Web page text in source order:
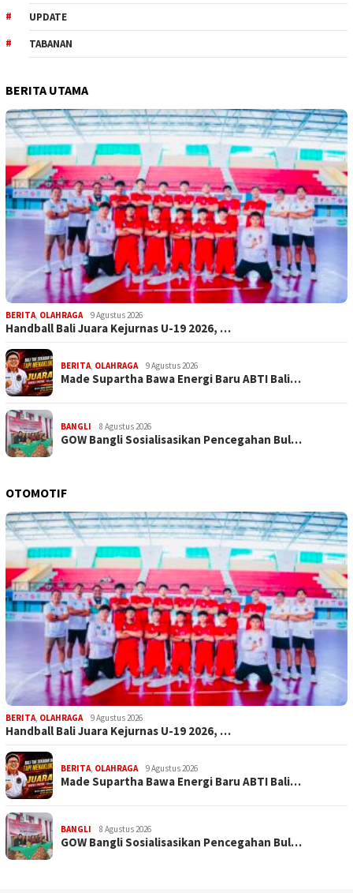
UPDATE
TABANAN
BERITA UTAMA
BERITA, OLAHRAGA 9 Agustus 2026
Handball Bali Juara Kejurnas U-19 2026, …
BERITA, OLAHRAGA 9 Agustus 2026
Made Supartha Bawa Energi Baru ABTI Bali…
BANGLI 8 Agustus 2026
GOW Bangli Sosialisasikan Pencegahan Bul…
OTOMOTIF
BERITA, OLAHRAGA 9 Agustus 2026
Handball Bali Juara Kejurnas U-19 2026, …
BERITA, OLAHRAGA 9 Agustus 2026
Made Supartha Bawa Energi Baru ABTI Bali…
BANGLI 8 Agustus 2026
GOW Bangli Sosialisasikan Pencegahan Bul…